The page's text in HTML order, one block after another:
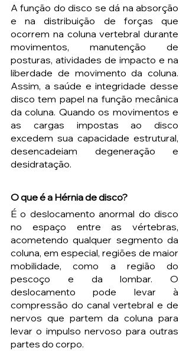
A função do disco se dá na absorção
e na distribuição de forças que
ocorrem na coluna vertebral durante
movimentos, manutenção de
posturas, atividades de impacto e na
liberdade de movimento da coluna.
Assim, a saúde e integridade desse
disco tem papel na função mecânica
da coluna. Quando os movimentos e
as cargas impostas ao disco
excedem sua capacidade estrutural,
desencadeiam degeneração e
desidratação.
O que é a Hérnia de disco?
É o deslocamento anormal do disco
no espaço entre as vértebras,
acometendo qualquer segmento da
coluna, em especial, regiões de maior
mobilidade, como a região do
pescoço e da lombar. O
deslocamento pode levar à
compressão do canal vertebral e de
nervos que partem da coluna para
levar o impulso nervoso para outras
partes do corpo.